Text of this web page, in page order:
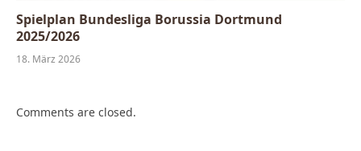
Spielplan Bundesliga Borussia Dortmund
2025/2026
18. März 2026
Comments are closed.